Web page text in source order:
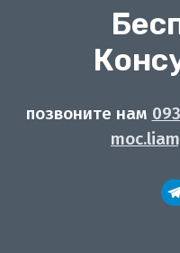
позвоните нам